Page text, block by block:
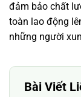
đảm bảo chất
toàn lao động
những người
Bài Viết